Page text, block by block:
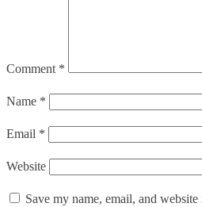
Comment *
Name *
Email *
Website
Save my name, email, and